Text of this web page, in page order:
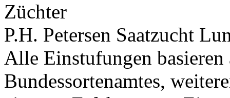
Züchter
P.H. Petersen Saatzucht
Alle Einstufungen basieren
Bundessortenamtes,